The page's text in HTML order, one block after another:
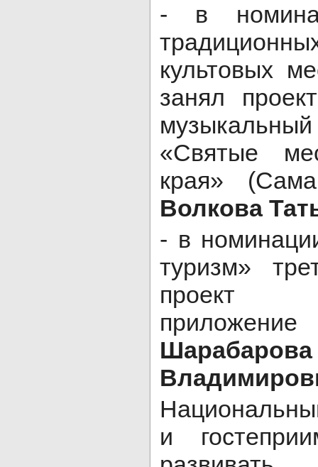
- в
культовых
занял
«Святые
края»
Волкова
- в
туризм»
проект
и